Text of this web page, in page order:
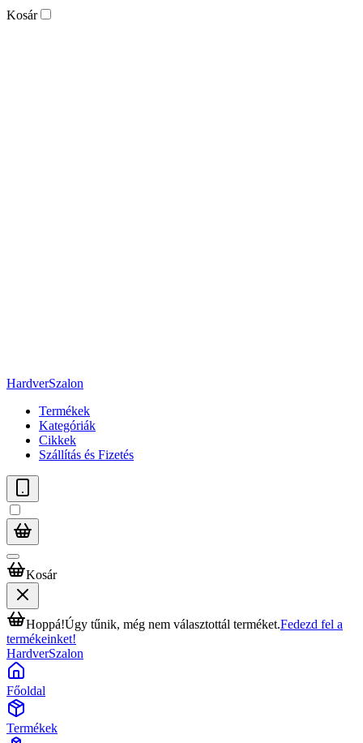
Kosár
HardverSzalon
Termékek
Kategóriák
Cikkek
Szállítás és Fizetés
Kosár
Hoppá!Úgy tűnik, még nem választottál terméket.Fedezd fel a
termékeinket!
HardverSzalon
Főoldal
Termékek